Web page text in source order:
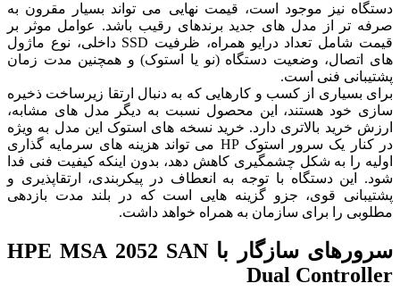
دستگاه نیز موجود است، قیمت نهایی می‌ تواند بسیار مقرون به
صرفه‌ تر از مدل‌ های جدید برندهای رقیب باشد. عوامل موثر بر
قیمت شامل تعداد درایو همراه، ظرفیت SSD داخلی، نوع ماژول‌
های اتصال، وضعیت دستگاه (نو یا استوک) و همچنین مدت زمان
پشتیبانی فنی است.
برای بسیاری از کسب و کارهایی که به دنبال ارتقا زیرساخت ذخیره
سازی خود هستند، این محصول نسبت به دیگر مدل‌ های مشابه،
ارزش خرید بالاتری دارد. خرید نسخه‌ های استوک این مدل به ویژه
در کنار یک سرور استوک HP می‌ تواند هزینه‌ های سرمایه‌ گذاری
اولیه را به شکل چشمگیری کاهش دهد، بدون اینکه کیفیت فنی فدا
شود. این دستگاه با توجه به انعطاف در پیکربندی، ارتقاپذیری و
پشتیبانی قوی، جزو گزینه‌ هایی است که در بلند مدت بازدهی
مطلوبی را برای سازمان به همراه خواهد داشت.
سرورهای سازگار با HPE MSA 2052 SAN
Dual Controller